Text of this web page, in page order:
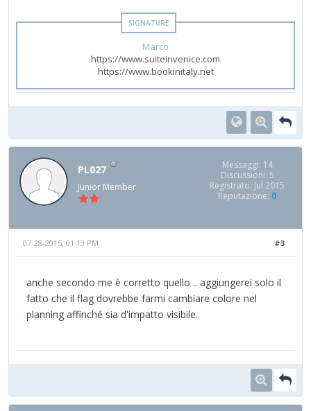
Marco
https://www.suiteinvenice.com
https://www.bookinitaly.net
PL027
Junior Member
Messaggi: 14
Discussioni: 5
Registrato: Jul 2015
Reputazione: 0
#3
07-28-2015, 01:13 PM
anche secondo me è corretto quello .. aggiungerei solo il
fatto che il flag dovrebbe farmi cambiare colore nel
planning affinché sia d'impatto visibile.